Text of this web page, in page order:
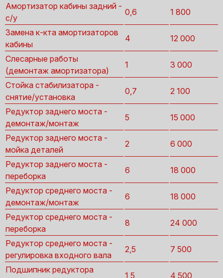
Амортизатор кабины задний -
с/у
0,6 1 800
Замена к-кта амортизаторов
кабины
4 12 000
Слесарные работы
(демонтаж амортизатора)
1 3 000
Стойка стабилизатора -
снятие/установка
0,7 2 100
Редуктор заднего моста -
демонтаж/монтаж
5 15 000
Редуктор заднего моста -
мойка деталей
2 6 000
Редуктор заднего моста -
переборка
6 18 000
Редуктор среднего моста -
демонтаж/монтаж
6 18 000
Редуктор среднего моста -
переборка
8 24 000
Редуктор среднего моста -
регулировка входного вала
2,5 7 500
Подшипник редуктора
1,5 4 500